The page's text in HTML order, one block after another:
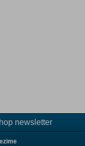
newsletter